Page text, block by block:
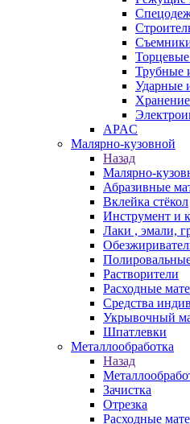
Трубные
Ударные
APAC
Малярно-кузовной
Назад
Малярно-
Абразивные
Вклейка стёкол
Инструмент и
Лаки , эмали,
Растворители
Расходные
Средства
Укрывочный
Шпатлевки
Металлообработка
Назад
Зачистка
Отрезка
Расходные